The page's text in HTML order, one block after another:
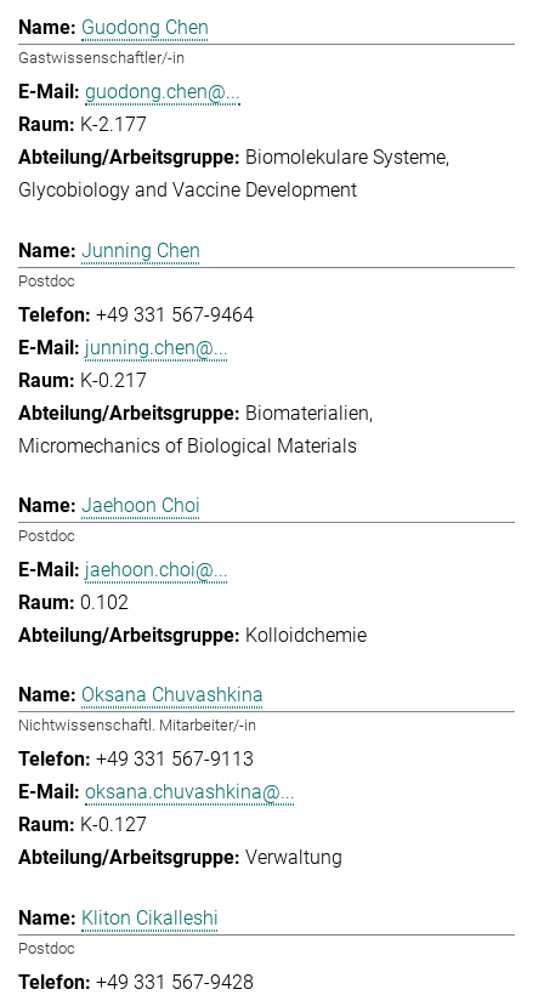
Guodong Chen
Gastwissenschaftler/-in
guodong.chen@...
K-2.177
Biomolekulare Systeme
Glycobiology and Vaccine Development
Junning Chen
Postdoc
+49 331 567-9464
junning.chen@...
K-0.217
Biomaterialien
Micromechanics of Biological Materials
Jaehoon Choi
Postdoc
jaehoon.choi@...
0.102
Kolloidchemie
Oksana Chuvashkina
Nichtwissenschaftl. Mitarbeiter/-in
+49 331 567-9113
oksana.chuvashkina@...
K-0.127
Verwaltung
Kliton Cikalleshi
Postdoc
+49 331 567-9428